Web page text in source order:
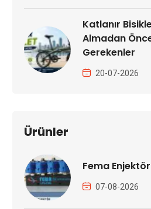
Katlanır
Almadan
Gerekenler
20-07-2026
Ürünler
Fema Enjektör
07-08-2026